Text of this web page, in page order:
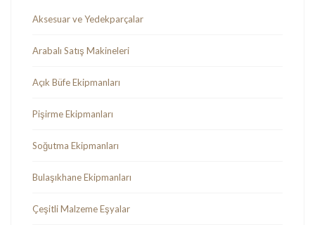
Aksesuar ve Yedekparçalar
Arabalı Satış Makineleri
Açık Büfe Ekipmanları
Pişirme Ekipmanları
Soğutma Ekipmanları
Bulaşıkhane Ekipmanları
Çeşitli Malzeme Eşyalar